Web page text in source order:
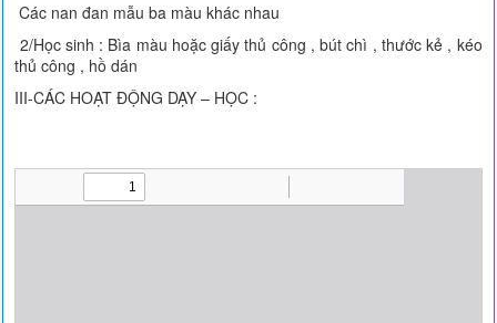
Các nan đan mẫu ba màu khác nhau
2/Học sinh : Bìa màu hoặc giấy thủ công , bút chì , thước kẻ , kéo
thủ công , hồ dán
III-CÁC HOẠT ĐỘNG DẠY – HỌC :